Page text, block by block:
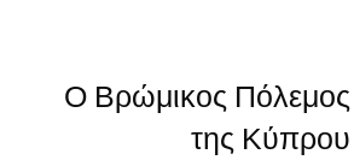
Ο Βρώμικος Πόλεμος
της Κύπρου